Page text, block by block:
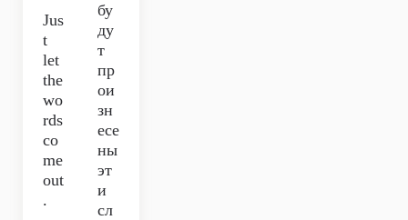
Jus
t
let
the
wo
rds
co
me
out
.
бу
ду
т
пр
ои
зн
есе
ны
эт
и
сл